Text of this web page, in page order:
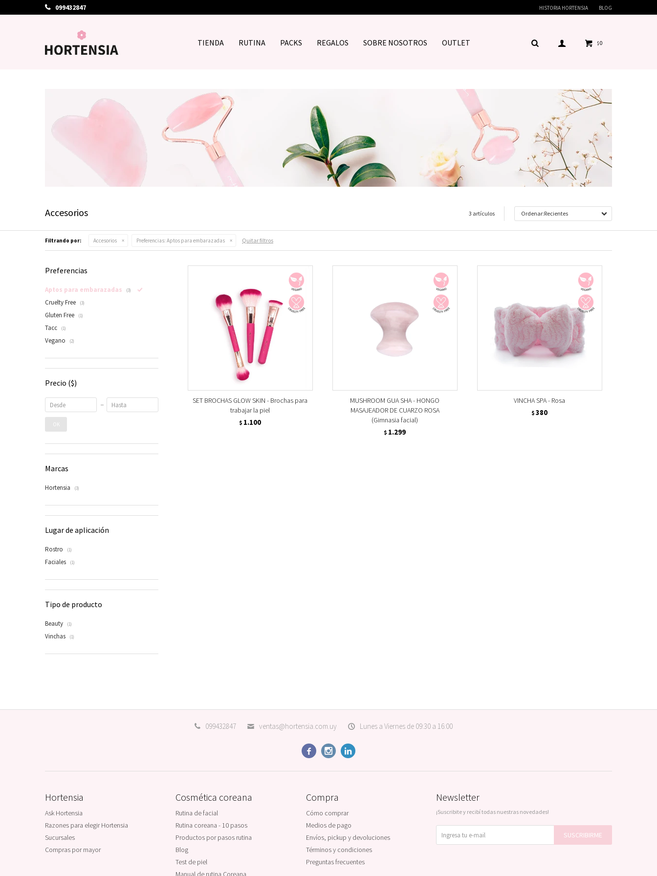
TIENDA RUTINA PACKS REGALOS SOBRE NOSOTROS OUTLET $0
099432847 HISTORIA HORTENSIA BLOG
Accesorios 3 artículos Recientes
Filtrando por: Accesorios Preferencias: Aptos para embarazadas Quitar filtros
SET BROCHAS GLOW SKIN - Brochas para
trabajar la piel
$ 1.100
MUSHROOM GUA SHA - HONGO
MASAJEADOR DE CUARZO ROSA
(Gimnasia facial)
$ 1.299
VINCHA SPA - Rosa
$ 380
Preferencias
Aptos para embarazadas (3)
Cruelty Free (3)
Gluten Free (1)
Tacc (1)
Vegano (2)
Precio ($)
OK
Marcas
Hortensia (3)
Lugar de aplicación
Rostro (1)
Faciales (1)
Tipo de producto
Beauty (1)
Vinchas (1)
099432847 ventas@hortensia.com.uy Lunes a Viernes de 09:30 a 16:00
  
Hortensia
Ask Hortensia
Razones para elegir Hortensia
Sucursales
Compras por mayor
Cosmética coreana
Rutina de facial
Rutina coreana - 10 pasos
Productos por pasos rutina
Blog
Test de piel
Manual de rutina Coreana
Compra
Cómo comprar
Medios de pago
Envíos, pickup y devoluciones
Términos y condiciones
Preguntas frecuentes
Newsletter
¡Suscribite y recibí todas nuestras novedades!
SUSCRIBIRME